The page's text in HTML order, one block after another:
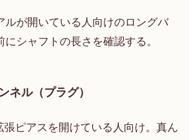
ルが開いている人向けのロングバ
にシャフトの長さを確認する。
ネル（プラグ）
張ピアスを開けている人向け。真ん